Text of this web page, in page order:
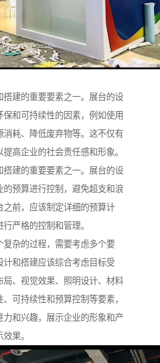
搭建的重要要素之一。展台的设
和可持续性的因素，例如使用
消耗、降低废弃物等。这不仅有
高企业的社会责任感和形象。
搭建的重要要素之一。展台的设
预算进行控制，避免超支和浪
之前，应该制定详细的预算计
严格的控制和管理。
复杂的过程，需要考虑多个要
计和搭建应该综合考虑目标受
局、视觉效果、照明设计、材料
可持续性和预算控制等要素，
力和兴趣，展示企业的形象和产
果。